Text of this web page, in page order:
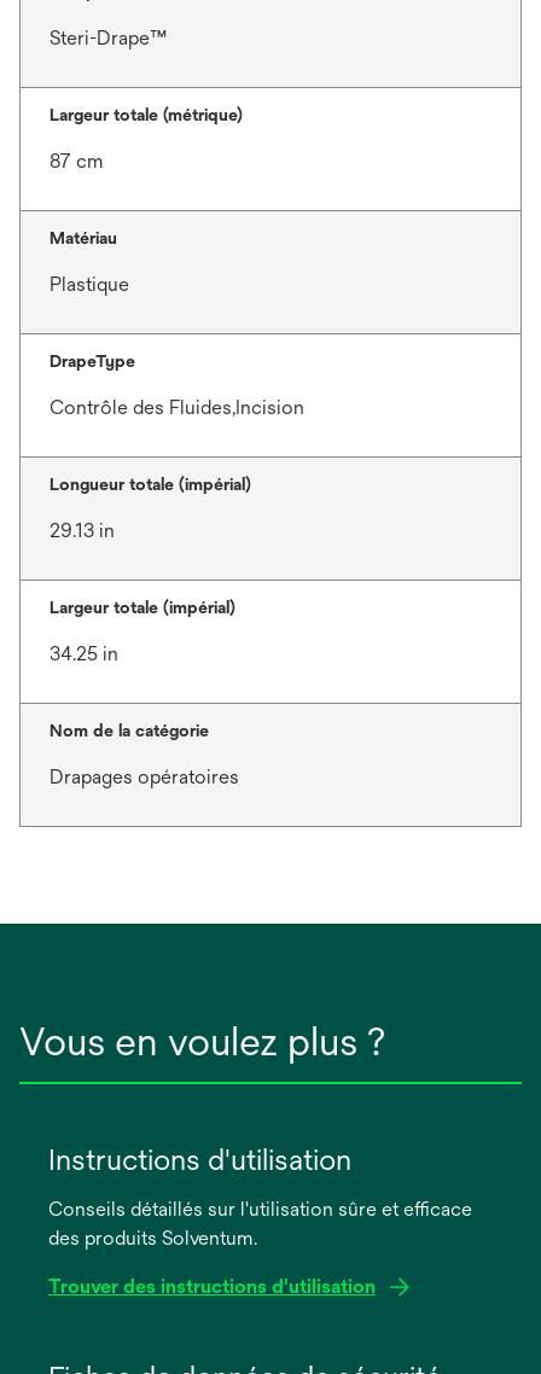
Steri-Drape™
Largeur totale (métrique)
87 cm
Matériau
Plastique
DrapeType
Contrôle des Fluides,Incision
Longueur totale (impérial)
29.13 in
Largeur totale (impérial)
34.25 in
Nom de la catégorie
Drapages opératoires
Vous en voulez plus ?
Instructions d'utilisation
Conseils détaillés sur l'utilisation sûre et efficace
des produits Solventum.
Trouver des instructions d'utilisation